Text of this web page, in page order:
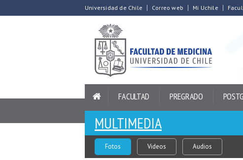
Universidad de Chile Correo web Mi Uchile
FACULTAD PREGRADO
MULTIMEDIA
Fotos Videos Audios